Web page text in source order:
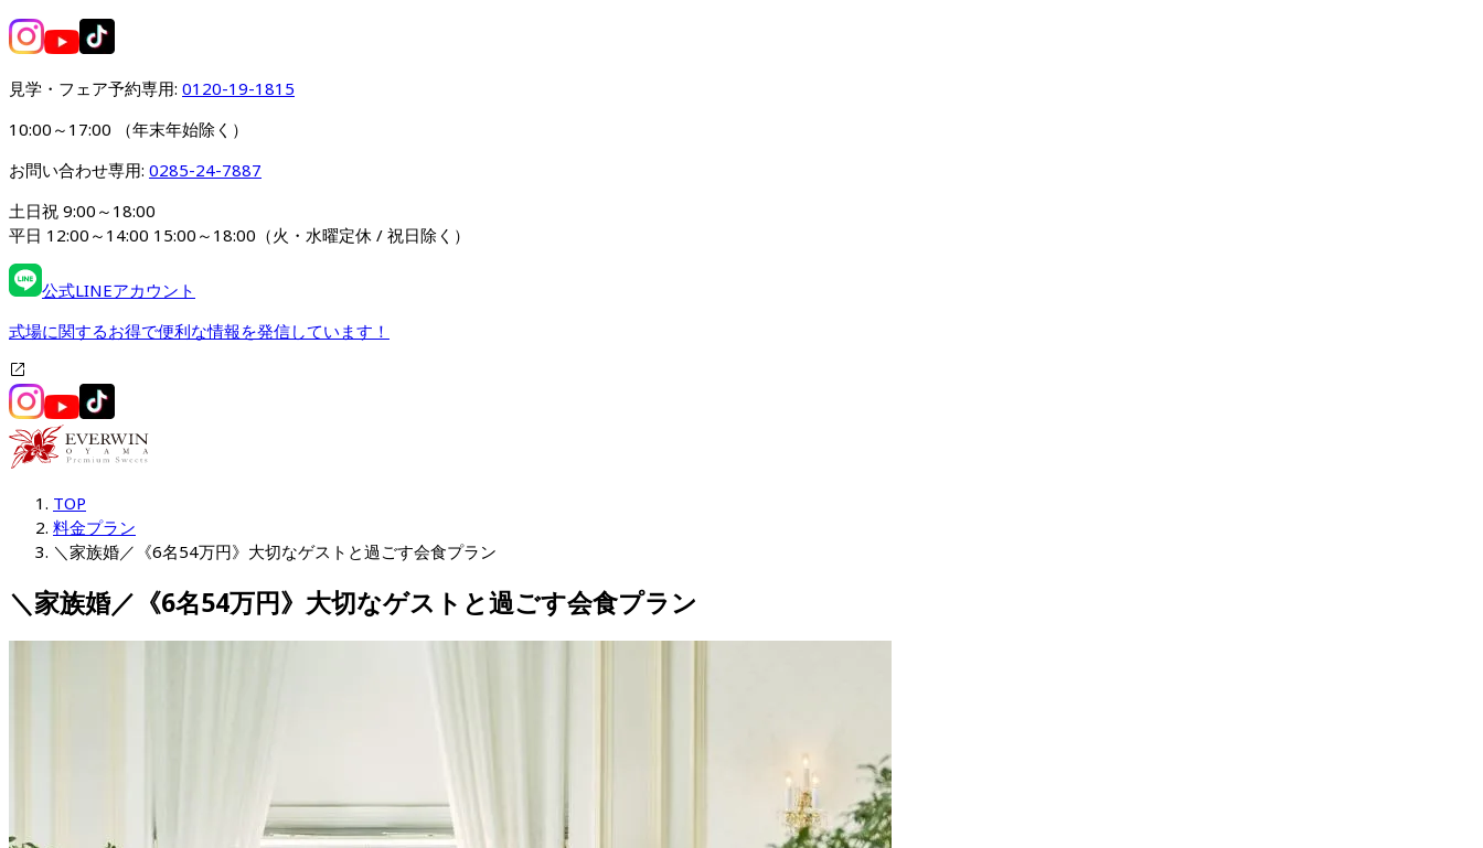
見学・フェア予約専用: 0120-19-1815
10:00～17:00 （年末年始除く）
お問い合わせ専用: 0285-24-7887
土日祝 9:00～18:00
平日 12:00～14:00 15:00～18:00（火・水曜定休 / 祝日除く）
公式LINEアカウント
式場に関するお得で便利な情報を発信しています！
TOP
料金プラン
＼家族婚／《6名54万円》大切なゲストと過ごす会食プラン
＼家族婚／《6名54万円》大切なゲストと過ごす会食プラン